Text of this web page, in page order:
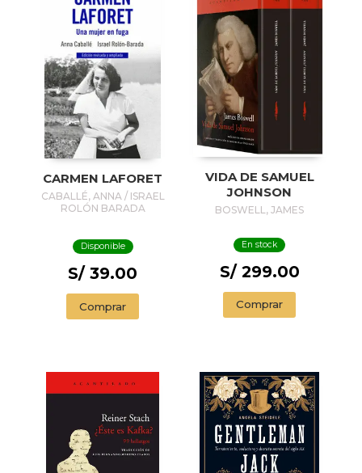
CARMEN LAFORET
CABALLÉ, ANNA / ISRAEL
ROLÓN BARADA
Disponible
S/ 39.00
Comprar
VIDA DE SAMUEL
JOHNSON
BOSWELL, JAMES
En stock
S/ 299.00
Comprar